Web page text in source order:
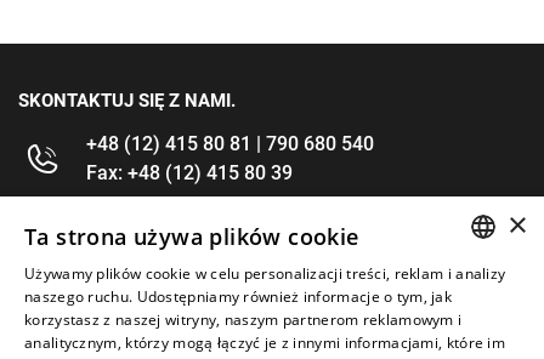
SKONTAKTUJ SIĘ Z NAMI.
+48 (12) 415 80 81 | 790 680 540
Fax: +48 (12) 415 80 39
kontakt@im-narzedzia.pl
INFORMACJE
OFERTA
ENGLISH
×
Ta strona używa plików cookie
Używamy plików cookie w celu personalizacji treści, reklam i analizy
naszego ruchu. Udostępniamy również informacje o tym, jak
korzystasz z naszej witryny, naszym partnerom reklamowym i
analitycznym, którzy mogą łączyć je z innymi informacjami, które im